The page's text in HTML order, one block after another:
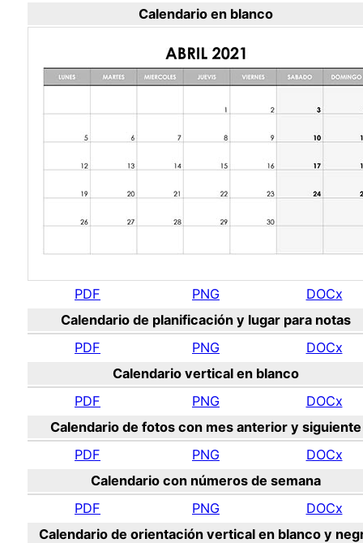
Calendario en blanco
PDF PNG
DOCx
Calendario de planificación y lugar para notas
PDF
PNG
DOCx
Calendario vertical en blanco
PDF
PNG
DOCx
Calendario de fotos con mes anterior y siguiente
PDF
PNG
DOCx
Calendario con números de semana
PDF
PNG
DOCx
Calendario de orientación vertical en blanco y